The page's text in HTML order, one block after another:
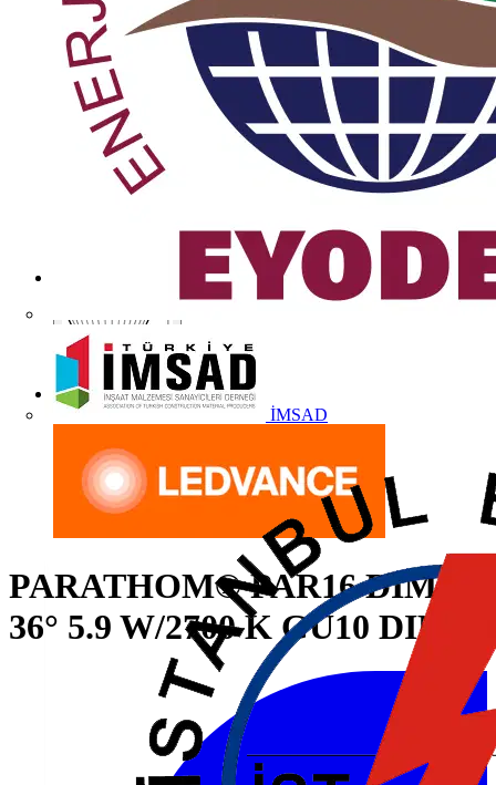
İMSAD
PARATHOM® PAR16 DIM 50
36° 5.9 W/2700 K GU10 DIM